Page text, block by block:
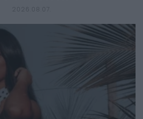
2026.08.07.